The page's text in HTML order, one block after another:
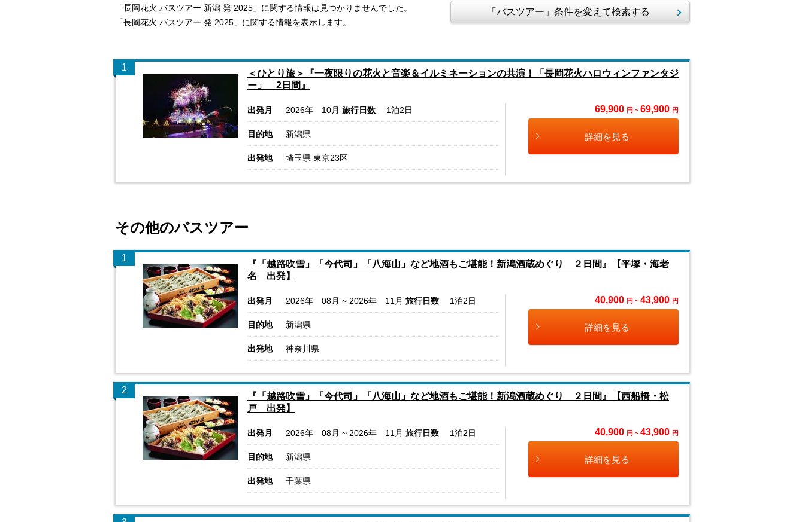
「長岡花火 バスツアー 新潟 発 2025」に関する情報は見つかりませんでした。
「長岡花火 バスツアー 発 2025」に関する情報を表示します。
「バスツアー」条件を変えて検索する
1
＜ひとり旅＞『一夜限りの花火と音楽＆イルミネーションの共演！「長岡花火ハロウィンファンタジ
ー」 2日間』
出発月 2026年 10月 旅行日数 1泊2日
目的地 新潟県
出発地 埼玉県 東京23区
69,900 円 ~ 69,900 円
詳細を見る
その他のバスツアー
1
『「越路吹雪」「今代司」「八海山」など地酒もご堪能！新潟酒蔵めぐり ２日間』【平塚・海老
名 出発】
出発月 2026年 08月 ~ 2026年 11月 旅行日数 1泊2日
目的地 新潟県
出発地 神奈川県
40,900 円 ~ 43,900 円
詳細を見る
2
『「越路吹雪」「今代司」「八海山」など地酒もご堪能！新潟酒蔵めぐり ２日間』【西船橋・松
戸 出発】
出発月 2026年 08月 ~ 2026年 11月 旅行日数 1泊2日
目的地 新潟県
出発地 千葉県
40,900 円 ~ 43,900 円
詳細を見る